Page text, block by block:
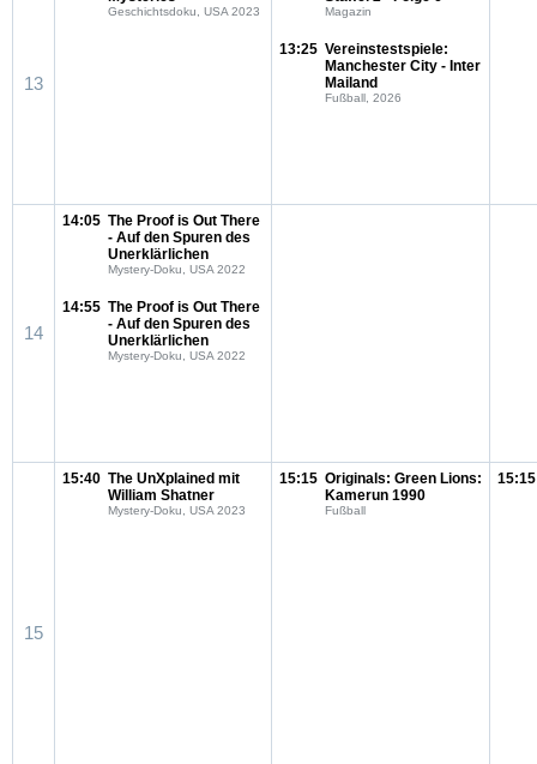
13
Geschichtsdoku, USA 2023 Magazin
13:25 Vereinstestspiele:
Manchester City - Inter
Mailand
Fußball, 2026
14
14:05 The Proof is Out There
- Auf den Spuren des
Unerklärlichen
Mystery-Doku, USA 2022
14:55 The Proof is Out There
- Auf den Spuren des
Unerklärlichen
Mystery-Doku, USA 2022
15
15:40 The UnXplained mit
William Shatner
Mystery-Doku, USA 2023
15:15 Originals: Green Lions:
Kamerun 1990
Fußball
15:15